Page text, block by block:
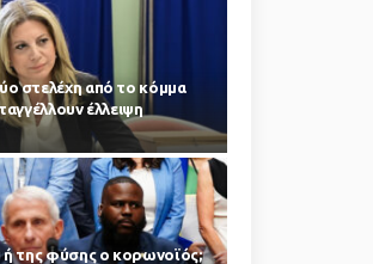
στελέχη από το κόμμα
έλλειψη
ή της φύσης ο κορωνοϊός;